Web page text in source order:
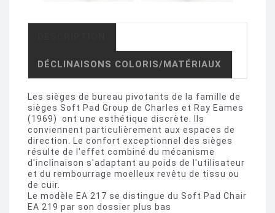
DÉCLINAISONS COLORIS/MATÉRIAUX
Les sièges de bureau pivotants de la famille de
sièges Soft Pad Group de Charles et Ray Eames
(1969) ont une esthétique discrète. Ils
conviennent particulièrement aux espaces de
direction. Le confort exceptionnel des sièges
résulte de l'effet combiné du mécanisme
d'inclinaison s'adaptant au poids de l'utilisateur
et du rembourrage moelleux revêtu de tissu ou
de cuir.
Le modèle EA 217 se distingue du Soft Pad Chair
EA 219 par son dossier plus bas